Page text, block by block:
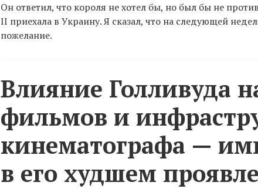
Он ответил, что короля не хотел бы, но был бы не
ІІ приехала в Украину. Я сказал, что на следующей
пожелание.
Влияние Голливуда
фильмов и
кинематографа —
в его худшем